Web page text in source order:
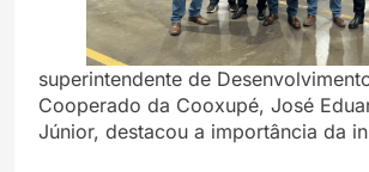
superintendente de
Cooperado da Cooxupé, José
Júnior, destacou a importância da